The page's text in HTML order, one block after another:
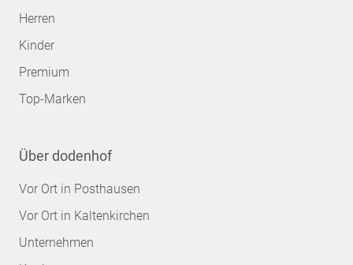
Herren
Kinder
Premium
Top-Marken
Über dodenhof
Vor Ort in Posthausen
Vor Ort in Kaltenkirchen
Unternehmen